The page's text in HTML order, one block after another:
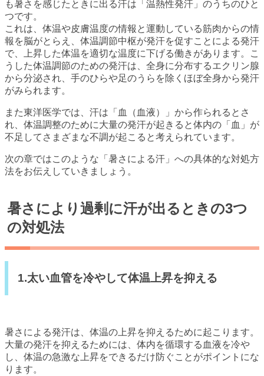
も暑さを感じたときに出る汗は「温熱性発汗」のうちのひと
つです。
これは、体温や皮膚温度の情報と運動している筋肉からの情
報を脳がとらえ、体温調節中枢が発汗を促すことによる発汗
で、上昇した体温を適切な温度に下げる働きがあります。こ
うした体温調節のための発汗は、全身に分布するエクリン腺
から分泌され、手のひらや足のうらを除くほぼ全身から発汗
がみられます。
また東洋医学では、汗は「血（血液）」から作られるとさ
れ、体温調整のために大量の発汗が起きると体内の「血」が
不足してさまざまな不調が起こると考えられています。
次の章ではこのような「暑さによる汗」への具体的な対処方
法をお伝えしていきましょう。
暑さにより過剰に汗が出るときの3つ
の対処法
1.太い血管を冷やして体温上昇を抑える
暑さによる発汗は、体温の上昇を抑えるために起こります。
大量の発汗を抑えるためには、体内を循環する血液を冷や
し、体温の急激な上昇をできるだけ防ぐことがポイントにな
ります。